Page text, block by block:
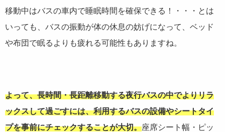
移動中はバスの車内で睡眠時間を確保できる！・・・とは
いっても、バスの振動が体の休息の妨げになって、ベッド
や布団で眠るよりも疲れる可能性もありますね。
よって、長時間・長距離移動する夜行バスの中でよりリラ
ックスして過ごすには、利用するバスの設備やシートタイ
プを事前にチェックすることが大切。座席シート幅・ピッ